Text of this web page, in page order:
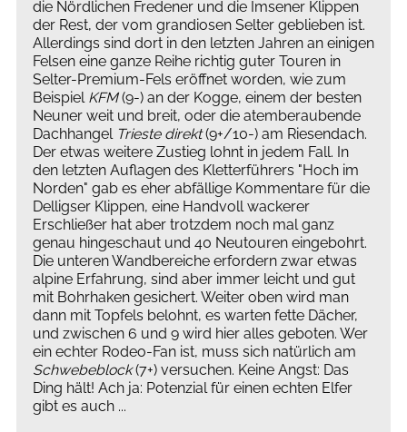
die Nördlichen Fredener und die Imsener Klippen
der Rest, der vom grandiosen Selter geblieben ist.
Allerdings sind dort in den letzten Jahren an einigen
Felsen eine ganze Reihe richtig guter Touren in
Selter-Premium-Fels eröffnet worden, wie zum
Beispiel KFM(9-) an der Kogge, einem der besten
Neuner weit und breit, oder die atemberaubende
Dachhangel Trieste direkt(9+/10-) am Riesendach.
Der etwas weitere Zustieg lohnt in jedem Fall. In
den letzten Auflagen des Kletterführers "Hoch im
Norden" gab es eher abfällige Kommentare für die
Delligser Klippen, eine Handvoll wackerer
Erschließer hat aber trotzdem noch mal ganz
genau hingeschaut und 40 Neutouren eingebohrt.
Die unteren Wandbereiche erfordern zwar etwas
alpine Erfahrung, sind aber immer leicht und gut
mit Bohrhaken gesichert. Weiter oben wird man
dann mit Topfels belohnt, es warten fette Dächer,
und zwischen 6 und 9 wird hier alles geboten. Wer
ein echter Rodeo-Fan ist, muss sich natürlich am
Schwebeblock(7+) versuchen. Keine Angst: Das
Ding hält! Ach ja: Potenzial für einen echten Elfer
gibt es auch ...